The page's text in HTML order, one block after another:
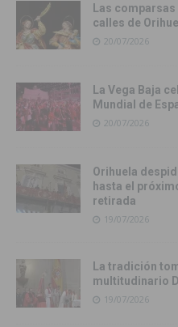
Las
calles de
20/07/2026
La Vega Baja
Mundial de
20/07/2026
Orihuela
hasta el
retirada
19/07/2026
La tradición
multitudinario
19/07/2026